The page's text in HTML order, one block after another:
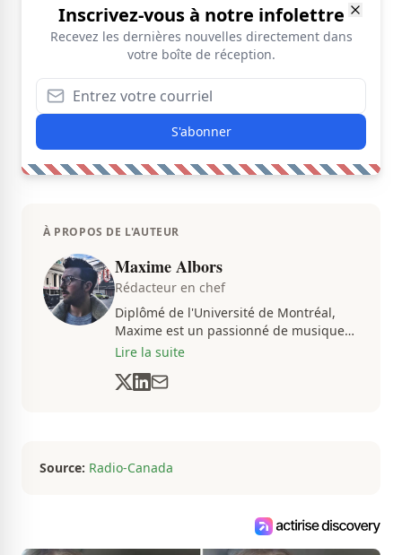
Inscrivez-vous à notre infolettre
Recevez les dernières nouvelles directement dans
votre boîte de réception.
S'abonner
À PROPOS DE L'AUTEUR
Maxime Albors
Rédacteur en chef
Diplômé de l'Université de Montréal,
Maxime est un passionné de musique
et de basketball. Il suit de très près
du contenu informatif et divertissant.
Lire la suite
Source: Radio-Canada